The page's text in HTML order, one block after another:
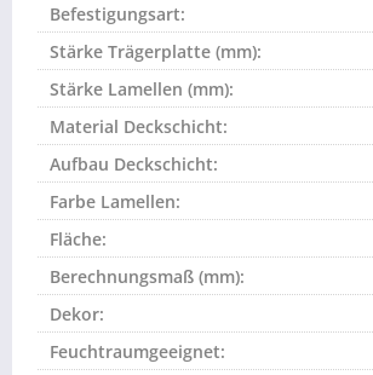
Befestigungsart:
Stärke Trägerplatte (mm):
Stärke Lamellen (mm):
Material Deckschicht:
Aufbau Deckschicht:
Farbe Lamellen:
Fläche:
Berechnungsmaß (mm):
Dekor:
Feuchtraumgeeignet: